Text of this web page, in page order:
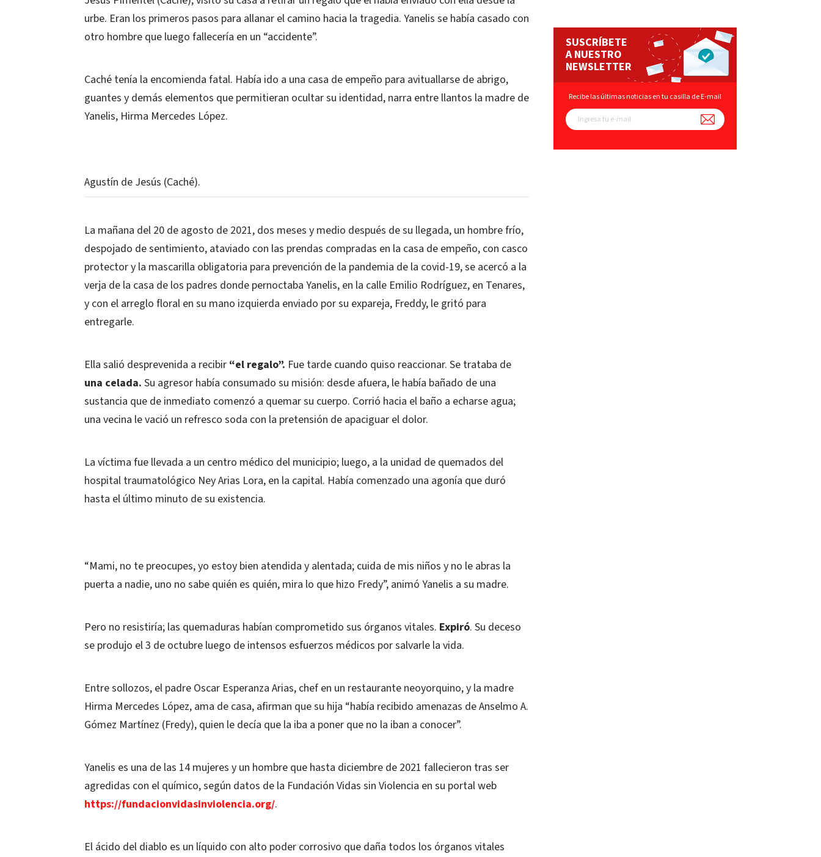
urbe. Eran los primeros pasos para allanar el camino hacia la tragedia. Yanelis se había casado con
otro hombre que luego fallecería en un “accidente”.
Caché tenía la encomienda fatal. Había ido a una casa de empeño para avituallarse de abrigo,
guantes y demás elementos que permitieran ocultar su identidad, narra entre llantos la madre de
Yanelis, Hirma Mercedes López.
Agustín de Jesús (Caché).
La mañana del 20 de agosto de 2021, dos meses y medio después de su llegada, un hombre frío,
despojado de sentimiento, ataviado con las prendas compradas en la casa de empeño, con casco
protector y la mascarilla obligatoria para prevención de la pandemia de la covid-19, se acercó a la
verja de la casa de los padres donde pernoctaba Yanelis, en la calle Emilio Rodríguez, en Tenares,
y con el arreglo floral en su mano izquierda enviado por su expareja, Freddy, le gritó para
entregarle.
Ella salió desprevenida a recibir “el regalo”. Fue tarde cuando quiso reaccionar. Se trataba de
una celada. Su agresor había consumado su misión: desde afuera, le había bañado de una
sustancia que de inmediato comenzó a quemar su cuerpo. Corrió hacia el baño a echarse agua;
una vecina le vació un refresco soda con la pretensión de apaciguar el dolor.
La víctima fue llevada a un centro médico del municipio; luego, a la unidad de quemados del
hospital traumatológico Ney Arias Lora, en la capital. Había comenzado una agonía que duró
hasta el último minuto de su existencia.
“Mami, no te preocupes, yo estoy bien atendida y alentada; cuida de mis niños y no le abras la
puerta a nadie, uno no sabe quién es quién, mira lo que hizo Fredy”, animó Yanelis a su madre.
Pero no resistiría; las quemaduras habían comprometido sus órganos vitales. Expiró. Su deceso
se produjo el 3 de octubre luego de intensos esfuerzos médicos por salvarle la vida.
Entre sollozos, el padre Oscar Esperanza Arias, chef en un restaurante neoyorquino, y la madre
Hirma Mercedes López, ama de casa, afirman que su hija “había recibido amenazas de Anselmo A.
Gómez Martínez (Fredy), quien le decía que la iba a poner que no la iban a conocer”.
Yanelis es una de las 14 mujeres y un hombre que hasta diciembre de 2021 fallecieron tras ser
agredidas con el químico, según datos de la Fundación Vidas sin Violencia en su portal web
https://fundacionvidasinviolencia.org/.
El ácido del diablo es un líquido con alto poder corrosivo que daña todos los órganos vitales
SUSCRÍBETE
A NUESTRO
NEWSLETTER
Recibe las últimas noticias en tu casilla de E-mail